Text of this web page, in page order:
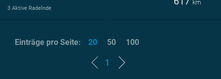
km
3 Aktive Radelnde
1
Einträge pro Seite: 20 50 100